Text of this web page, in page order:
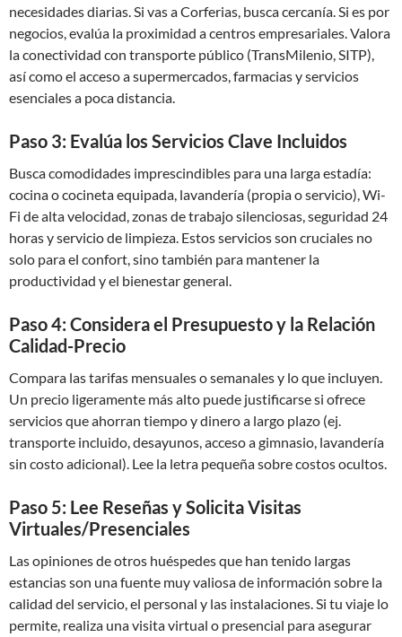
necesidades diarias. Si vas a Corferias, busca cercanía. Si es por
negocios, evalúa la proximidad a centros empresariales. Valora
la conectividad con transporte público (TransMilenio, SITP),
así como el acceso a supermercados, farmacias y servicios
esenciales a poca distancia.
Paso 3: Evalúa los Servicios Clave Incluidos
Busca comodidades imprescindibles para una larga estadía:
cocina o cocineta equipada, lavandería (propia o servicio), Wi-
Fi de alta velocidad, zonas de trabajo silenciosas, seguridad 24
horas y servicio de limpieza. Estos servicios son cruciales no
solo para el confort, sino también para mantener la
productividad y el bienestar general.
Paso 4: Considera el Presupuesto y la Relación
Calidad-Precio
Compara las tarifas mensuales o semanales y lo que incluyen.
Un precio ligeramente más alto puede justificarse si ofrece
servicios que ahorran tiempo y dinero a largo plazo (ej.
transporte incluido, desayunos, acceso a gimnasio, lavandería
sin costo adicional). Lee la letra pequeña sobre costos ocultos.
Paso 5: Lee Reseñas y Solicita Visitas
Virtuales/Presenciales
Las opiniones de otros huéspedes que han tenido largas
estancias son una fuente muy valiosa de información sobre la
calidad del servicio, el personal y las instalaciones. Si tu viaje lo
permite, realiza una visita virtual o presencial para asegurar